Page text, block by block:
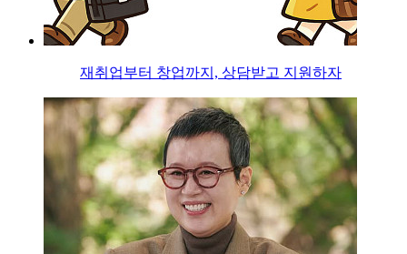
재취업부터 창업까지, 상담받고 지원하자